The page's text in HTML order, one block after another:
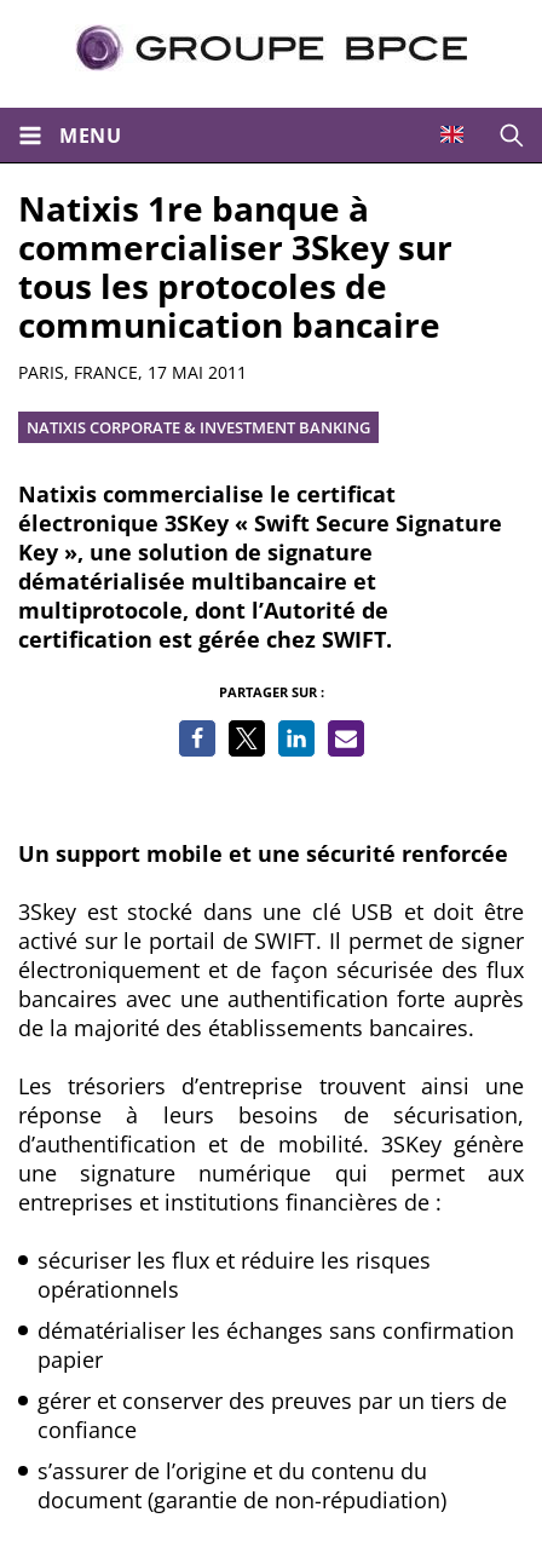
MENU
Natixis 1re banque à
commercialiser 3Skey sur
tous les protocoles de
communication bancaire
Résumé
PARIS, FRANCE, 17 MAI 2011
NATIXIS CORPORATE & INVESTMENT BANKING
Natixis commercialise le certificat
électronique 3SKey « Swift Secure Signature
Key », une solution de signature
dématérialisée multibancaire et
multiprotocole, dont l’Autorité de
certification est gérée chez SWIFT.
PARTAGER SUR :
Un support mobile et une sécurité renforcée
3Skey est stocké dans une clé USB et doit être
activé sur le portail de SWIFT. Il permet de signer
électroniquement et de façon sécurisée des flux
bancaires avec une authentification forte auprès
de la majorité des établissements bancaires.
Les trésoriers d’entreprise trouvent ainsi une
réponse à leurs besoins de sécurisation,
d’authentification et de mobilité. 3SKey génère
une signature numérique qui permet aux
entreprises et institutions financières de :
sécuriser les flux et réduire les risques
opérationnels
dématérialiser les échanges sans confirmation
papier
gérer et conserver des preuves par un tiers de
confiance
s’assurer de l’origine et du contenu du
document (garantie de non-répudiation)